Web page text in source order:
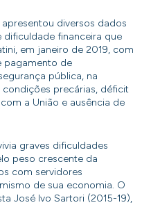
diversos dados
financeira que
em janeiro de 2019, com
pagamento de
pública, na
precárias, déficit
a União e ausência de
graves dificuldades
peso crescente da
com servidores
de sua economia. O
José Ivo Sartori (2015-19),